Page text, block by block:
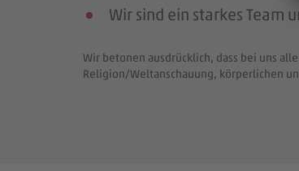
Wir sind ein starkes Team
Wir betonen ausdrücklich, dass bei uns
Religion/Weltanschauung, körperlichen